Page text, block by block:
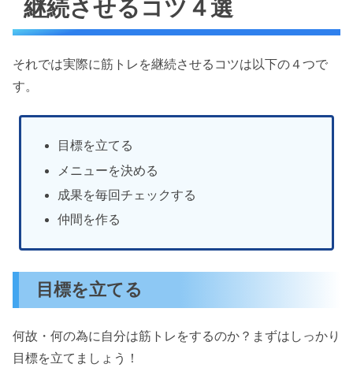
継続させるコツ４選
それでは実際に筋トレを継続させるコツは以下の４つで
す。
目標を立てる
メニューを決める
成果を毎回チェックする
仲間を作る
目標を立てる
何故・何の為に自分は筋トレをするのか？まずはしっかり
目標を立てましょう！